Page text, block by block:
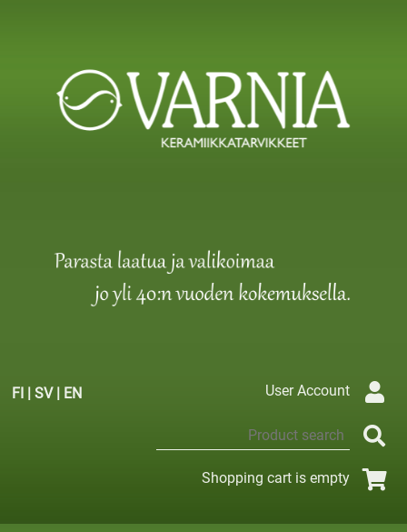
FI | SV| EN User Account
Shopping cart is empty